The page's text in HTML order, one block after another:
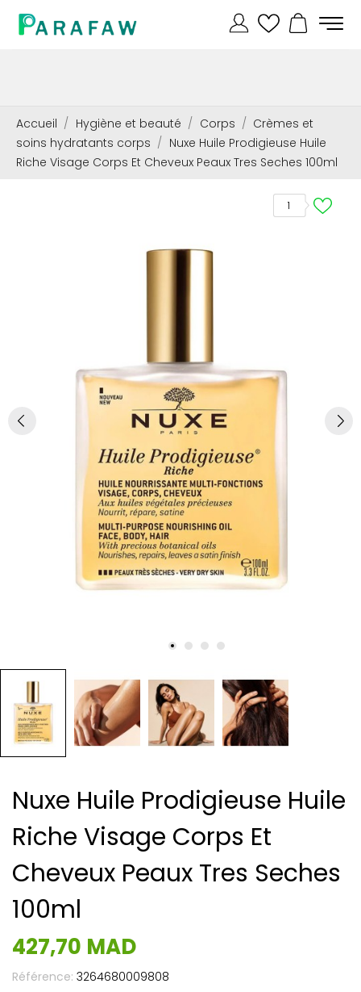
Accueil Hygiène et beauté Corps
Crèmes et
soins hydratants corps
Nuxe Huile Prodigieuse Huile
Riche Visage Corps Et Cheveux Peaux Tres Seches 100ml
1
Nuxe Huile Prodigieuse Huile
Riche Visage Corps Et
Cheveux Peaux Tres Seches
100ml
427,70 MAD
Référence: 3264680009808